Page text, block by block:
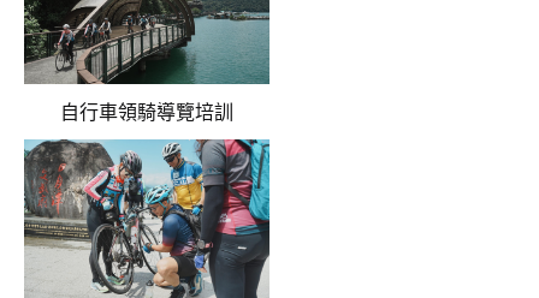
自行車領騎導覽培訓